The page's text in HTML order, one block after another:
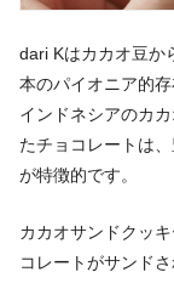
dari Kはカカオ豆か
本のパイオニア的存
インドネシアのカ
たチョコレートは
が特徴的です。
カカオサンドクッ
コレートがサンド